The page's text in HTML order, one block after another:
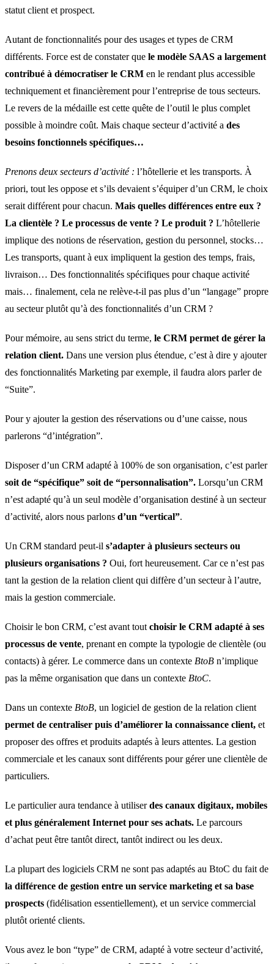
statut client et prospect.
Autant de fonctionnalités pour des usages et types de CRM
différents. Force est de constater que le modèle SAAS a largement
contribué à démocratiser le CRM en le rendant plus accessible
techniquement et financièrement pour l’entreprise de tous secteurs.
Le revers de la médaille est cette quête de l’outil le plus complet
possible à moindre coût. Mais chaque secteur d’activité a des
besoins fonctionnels spécifiques…
Prenons deux secteurs d’activité : l’hôtellerie et les transports. À
priori, tout les oppose et s’ils devaient s’équiper d’un CRM, le choix
serait différent pour chacun. Mais quelles différences entre eux ?
La clientèle ? Le processus de vente ? Le produit ? L’hôtellerie
implique des notions de réservation, gestion du personnel, stocks…
Les transports, quant à eux impliquent la gestion des temps, frais,
livraison… Des fonctionnalités spécifiques pour chaque activité
mais… finalement, cela ne relève-t-il pas plus d’un “langage” propre
au secteur plutôt qu’à des fonctionnalités d’un CRM ?
Pour mémoire, au sens strict du terme, le CRM permet de gérer la
relation client. Dans une version plus étendue, c’est à dire y ajouter
des fonctionnalités Marketing par exemple, il faudra alors parler de
“Suite”.
Pour y ajouter la gestion des réservations ou d’une caisse, nous
parlerons “d’intégration”.
Disposer d’un CRM adapté à 100% de son organisation, c’est parler
soit de “spécifique” soit de “personnalisation”. Lorsqu’un CRM
n’est adapté qu’à un seul modèle d’organisation destiné à un secteur
d’activité, alors nous parlons d’un “vertical”.
Un CRM standard peut-il s’adapter à plusieurs secteurs ou
plusieurs organisations ? Oui, fort heureusement. Car ce n’est pas
tant la gestion de la relation client qui diffère d’un secteur à l’autre,
mais la gestion commerciale.
Choisir le bon CRM, c’est avant tout choisir le CRM adapté à ses
processus de vente, prenant en compte la typologie de clientèle (ou
contacts) à gérer. Le commerce dans un contexte BtoB n’implique
pas la même organisation que dans un contexte BtoC.
Dans un contexte BtoB, un logiciel de gestion de la relation client
permet de centraliser puis d’améliorer la connaissance client, et
proposer des offres et produits adaptés à leurs attentes. La gestion
commerciale et les canaux sont différents pour gérer une clientèle de
particuliers.
Le particulier aura tendance à utiliserdes canaux digitaux, mobiles
et plus généralement Internet pour ses achats. Le parcours
d’achat peut être tantôt direct, tantôt indirect ou les deux.
La plupart des logiciels CRM ne sont pas adaptés au BtoC du fait de
la différence de gestion entre un service marketing et sa base
prospects (fidélisation essentiellement), et un service commercial
plutôt orienté clients.
Vous avez le bon “type” de CRM, adapté à votre secteur d’activité,